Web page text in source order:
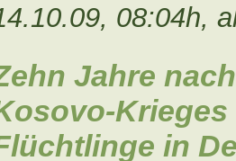
08:04h,
Jahre
in